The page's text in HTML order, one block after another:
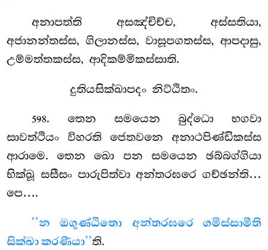
අනාපත්ති අසඤ්චිච්ච, අස්සතියා,
අජානන්තස්ස, ගිලානස්ස, වාසූපගතස්ස, ආපදාසු,
උම්මත්තකස්ස, ආදිකම්මිකස්සාති.
දුතියසික්ඛාපදං නිට්ඨිතං.
598. තෙන සමයෙන බුද්ධො භගවා
සාවත්ථියං විහරති ජෙතවනෙ අනාථපිණ්ඩිකස්ස
ආරාමෙ. තෙන ඛො පන සමයෙන ඡබ්බග්ගියා
භික්ඛූ සසීසං පාරුපිත්වා අන්තරඝරෙ ගච්ඡන්ති…
පෙ….
‘‘න ඔගුණ්ඨිතො අන්තරඝරෙ ගමිස්සාමීති
සික්ඛා කරණීයා’’ති.